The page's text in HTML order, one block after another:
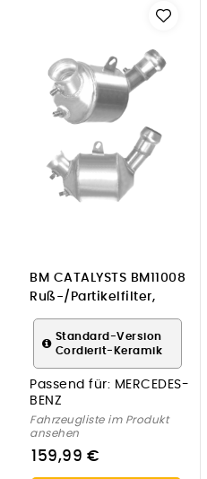
BM CATALYSTS BM11008
Ruß-/Partikelfilter,
Abgasanlage für
MERCEDES-BENZ
Standard-Version
Cordierit-Keramik
Passend für: MERCEDES-
BENZ
Fahrzeugliste im Produkt
ansehen
159,99 €